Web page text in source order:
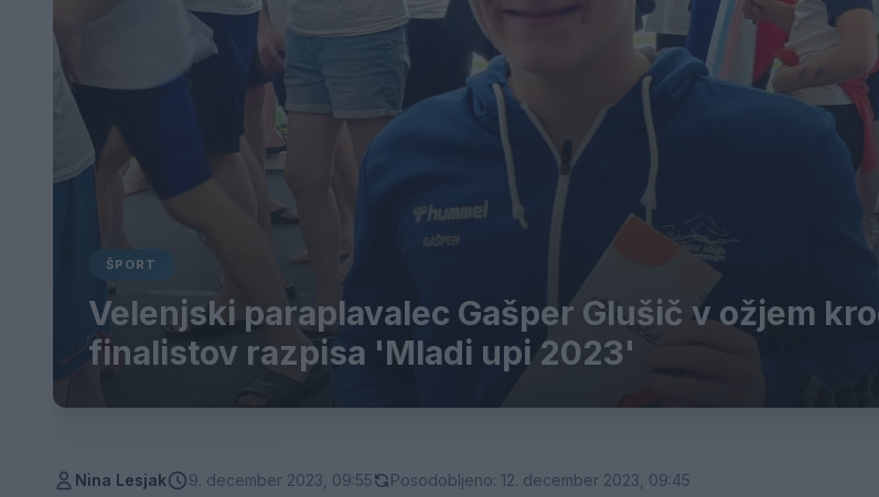
ŠPORT
Velenjski paraplavalec Gašper Glušič v ožjem
finalistov razpisa 'Mladi upi 2023'
Nina Lesjak 9. december 2023, 09:55 Posodobljeno: 12. december 2023, 09:45